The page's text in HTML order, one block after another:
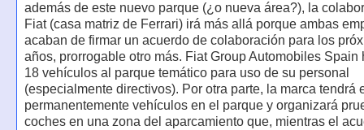
además de este nuevo parque (¿o nueva área?), la
Fiat (casa matriz de Ferrari) irá más allá porque ambas
acaban de firmar un acuerdo de colaboración para los
años, prorrogable otro más. Fiat Group Automobiles Spain
18 vehículos al parque temático para uso de su personal
(especialmente directivos). Por otra parte, la marca tendrá
permanentemente vehículos en el parque y organizará
coches en una zona del aparcamiento que, mientras el